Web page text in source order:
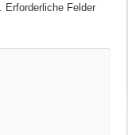
Erforderliche Felder